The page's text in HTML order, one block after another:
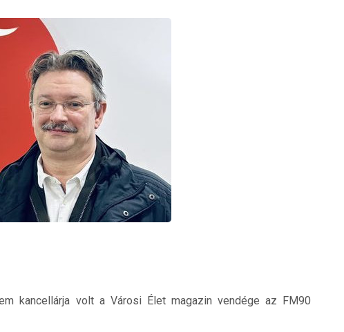
kancellárja volt a Városi Élet magazin vendége az FM90